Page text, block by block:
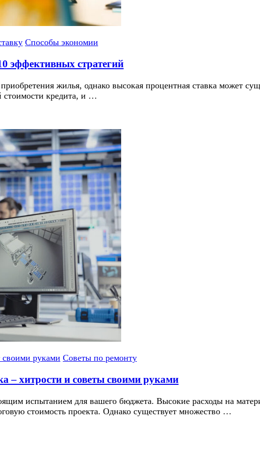
Способы экономии
эффективных стратегий
жилья, однако высокая процентная ставка может
кредита, и …
своими руками Советы по ремонту
– хитрости и советы своими руками
испытанием для вашего бюджета. Высокие расходы на
стоимость проекта. Однако существует множество …